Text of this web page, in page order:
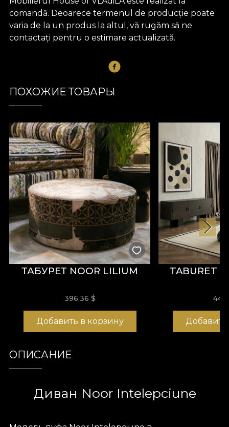
comandă. Deoarece termenul de producție poate
varia de la un produs la altul, vă rugăm să ne
contactați pentru o estimare actualizată.
ПОХОЖИЕ ТОВАРЫ
ТАБУРЕТ NOOR LILIUM
396,36 $
Добавить в корзину
TABURET
ОПИСАНИЕ
Диван Noor Intelepciune